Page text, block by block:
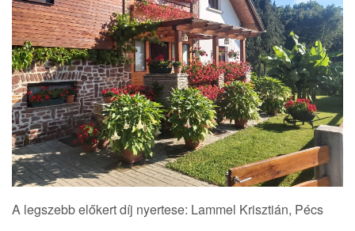
A legszebb előkert díj nyertese: Lammel Krisztián, Pécs